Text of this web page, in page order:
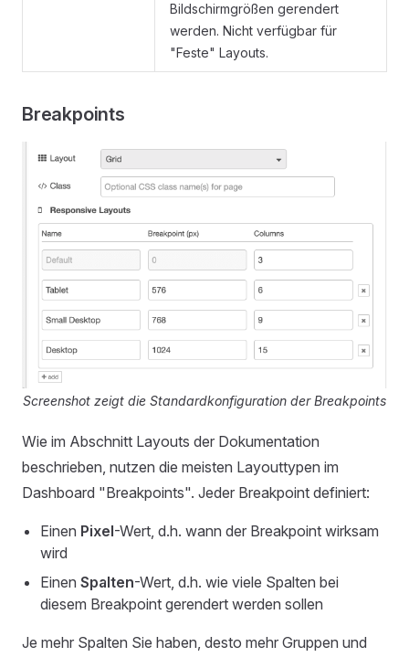
Bildschirmgrößen gerendert
werden. Nicht verfügbar für
"Feste" Layouts.
Breakpoints
Screenshot zeigt die Standardkonfiguration der Breakpoints
Wie im Abschnitt Layouts der Dokumentation
beschrieben, nutzen die meisten Layouttypen im
Dashboard "Breakpoints". Jeder Breakpoint definiert:
Einen Pixel-Wert, d.h. wann der Breakpoint wirksam
wird
Einen Spalten-Wert, d.h. wie viele Spalten bei
diesem Breakpoint gerendert werden sollen
Je mehr Spalten Sie haben, desto mehr Gruppen und